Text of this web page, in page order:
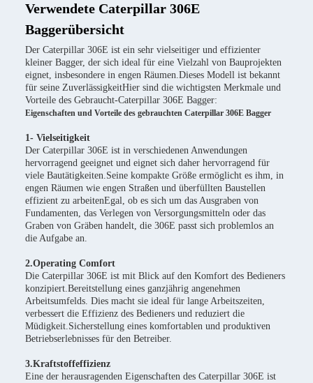
Verwendete Caterpillar 306E
Baggerübersicht
Der Caterpillar 306E ist ein sehr vielseitiger und effizienter
kleiner Bagger, der sich ideal für eine Vielzahl von Bauprojekten
eignet, insbesondere in engen Räumen.Dieses Modell ist bekannt
für seine ZuverlässigkeitHier sind die wichtigsten Merkmale und
Vorteile des Gebraucht-Caterpillar 306E Bagger:
Eigenschaften und Vorteile des gebrauchten Caterpillar 306E Bagger
1- Vielseitigkeit
Der Caterpillar 306E ist in verschiedenen Anwendungen
hervorragend geeignet und eignet sich daher hervorragend für
viele Bautätigkeiten.Seine kompakte Größe ermöglicht es ihm, in
engen Räumen wie engen Straßen und überfüllten Baustellen
effizient zu arbeitenEgal, ob es sich um das Ausgraben von
Fundamenten, das Verlegen von Versorgungsmitteln oder das
Graben von Gräben handelt, die 306E passt sich problemlos an
die Aufgabe an.
2.Operating Comfort
Die Caterpillar 306E ist mit Blick auf den Komfort des Bedieners
konzipiert.Bereitstellung eines ganzjährig angenehmen
Arbeitsumfelds. Dies macht sie ideal für lange Arbeitszeiten,
verbessert die Effizienz des Bedieners und reduziert die
Müdigkeit.Sicherstellung eines komfortablen und produktiven
Betriebserlebnisses für den Betreiber.
3.Kraftstoffeffizienz
Eine der herausragenden Eigenschaften des Caterpillar 306E ist